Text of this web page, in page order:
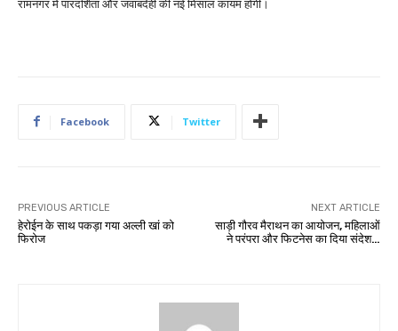
रामनगर में पारदर्शिता और जवाबदेही की नई मिसाल कायम होगी।
Facebook Twitter
PREVIOUS ARTICLE
हेरोईन के साथ पकड़ा गया अल्ली खां को
फिरोज
NEXT ARTICLE
साड़ी गौरव मैराथन का आयोजन, महिलाओं
ने परंपरा और फिटनेस का दिया संदेश…